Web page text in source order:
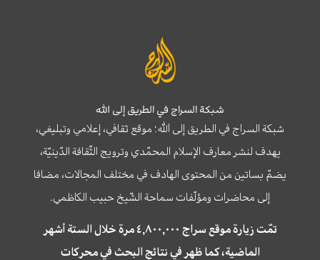
شبكة السراج في الطريق إلى الله
شبكة السراج في الطريق إلى الله؛ موقع ثقافي، إعلامي وتبليغي،
يهدف لنشر معارف الإسلام المحمّدي وترويج الثّقافة الدّينيّة،
يضمّ بساتين من المحتوى الهادف في مختلف المجالات، مضافا
إلى محاضرات ومؤلّفات سماحة الشّيخ حبيب الكاظمي.
تمّت زيارة موقع سراج ٤,٨٠٠,٠٠٠ مرة خلال الستة أشهر
الماضية، كما ظهر في نتائج البحث في محركات